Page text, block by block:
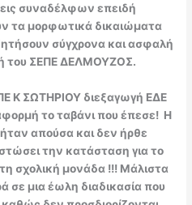
συναδέλφων επειδή
τα μορφωτικά δικαιώματα
σύγχρονα και ασφαλή
του ΣΕΠΕ ΔΕΛΜΟΥΖΟΣ.
Κ ΣΩΤΗΡΙΟΥ διεξαγωγή ΕΔΕ
το ταβάνι που έπεσε! Η
απούσα και δεν ήρθε
την κατάσταση για το
σχολική μονάδα !!! Μάλιστα
σε μια έωλη διαδικασία που